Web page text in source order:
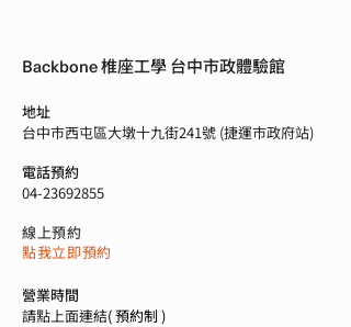
Backbone椎座工學 台中市政體驗館
地址
台中市西屯區大墩十九街241號 (捷運市政府站)
電話預約
04-23692855
線上預約
點我立即預約
營業時間
請點上面連結​( 預約制 )